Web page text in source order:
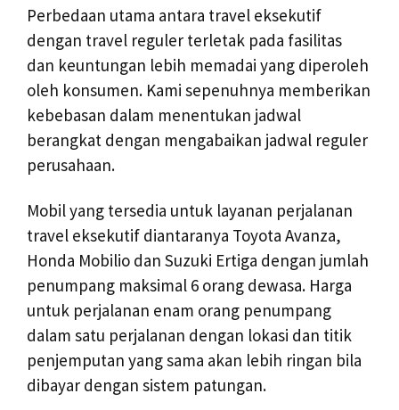
Perbedaan utama antara travel eksekutif
dengan travel reguler terletak pada fasilitas
dan keuntungan lebih memadai yang diperoleh
oleh konsumen. Kami sepenuhnya memberikan
kebebasan dalam menentukan jadwal
berangkat dengan mengabaikan jadwal reguler
perusahaan.
Mobil yang tersedia untuk layanan perjalanan
travel eksekutif diantaranya Toyota Avanza,
Honda Mobilio dan Suzuki Ertiga dengan jumlah
penumpang maksimal 6 orang dewasa. Harga
untuk perjalanan enam orang penumpang
dalam satu perjalanan dengan lokasi dan titik
penjemputan yang sama akan lebih ringan bila
dibayar dengan sistem patungan.